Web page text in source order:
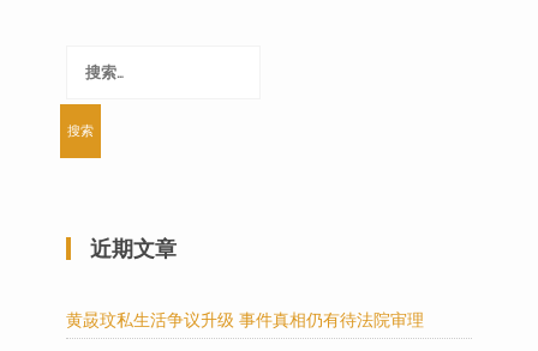
索：
近期文章
黄晸玟私生活争议升级 事件真相仍有待法院审理